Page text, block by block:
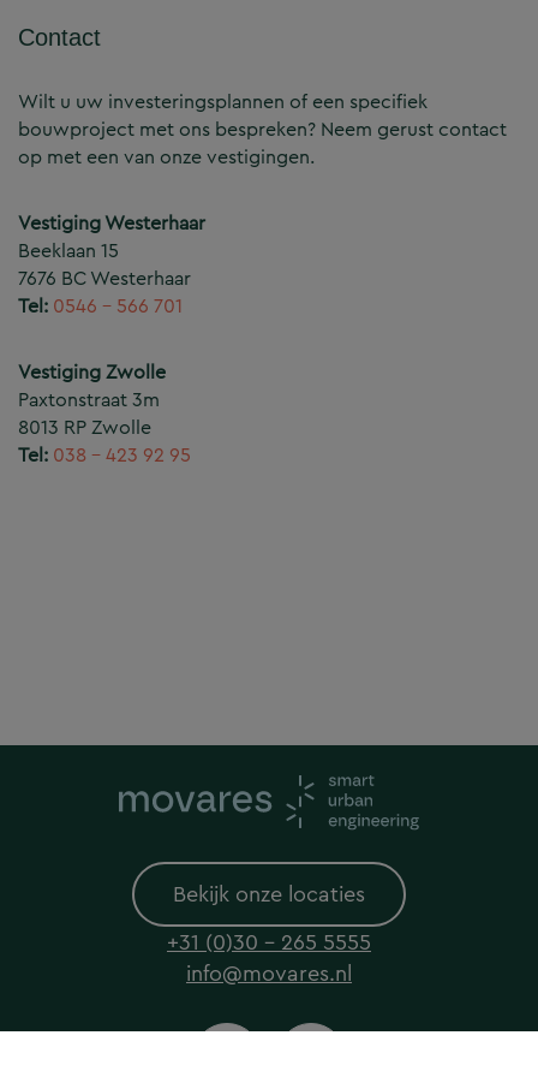
Contact
Wilt u uw investeringsplannen of een specifiek
bouwproject met ons bespreken? Neem gerust contact
op met een van onze vestigingen.
Vestiging Westerhaar
Beeklaan 15
7676 BC Westerhaar
Tel: 0546 – 566 701
Vestiging Zwolle
Paxtonstraat 3m
8013 RP Zwolle
Tel: 038 – 423 92 95
Bekijk onze locaties
+31 (0)30 - 265 5555
info@movares.nl